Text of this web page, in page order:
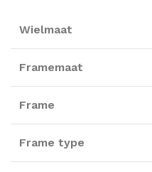
Wielmaat
Framemaat
Frame
Frame type